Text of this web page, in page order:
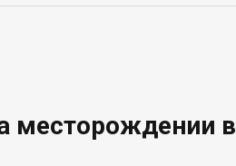
месторождении в